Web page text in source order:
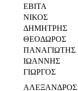
ΕΒΙΤΑ
ΝΙΚΟΣ
ΔΗΜΗΤΡΗΣ
ΘΕΟΔΩΡΟΣ
ΠΑΝΑΓΙΩΤΗΣ
ΙΩΑΝΝΗΣ
ΓΙΩΡΓΟΣ
ΑΛΕΞΑΝΔΡΟΣ